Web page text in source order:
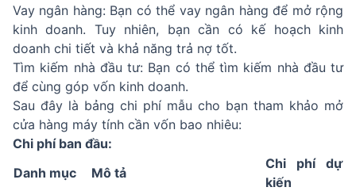
Vay ngân hàng: Bạn có thể vay ngân hàng để mở rộng
kinh doanh. Tuy nhiên, bạn cần có kế hoạch kinh
doanh chi tiết và khả năng trả nợ tốt.
Tìm kiếm nhà đầu tư: Bạn có thể tìm kiếm nhà đầu tư
để cùng góp vốn kinh doanh.
Sau đây là bảng chi phí mẫu cho bạn tham khảo mở
cửa hàng máy tính cần vốn bao nhiêu:
Chi phí ban đầu:
Danh mục
Mô tả
Chi phí dự
kiến